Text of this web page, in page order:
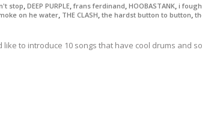
stop DEEP PURPLE frans ferdinand HOOBASTANK i
on he water THE CLASH the hardst button to button
like to introduce 10 songs that have cool drums and